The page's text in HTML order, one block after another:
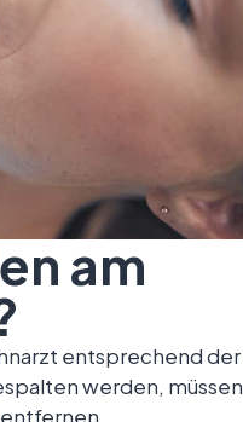
am
entsprechend der
werden, müssen